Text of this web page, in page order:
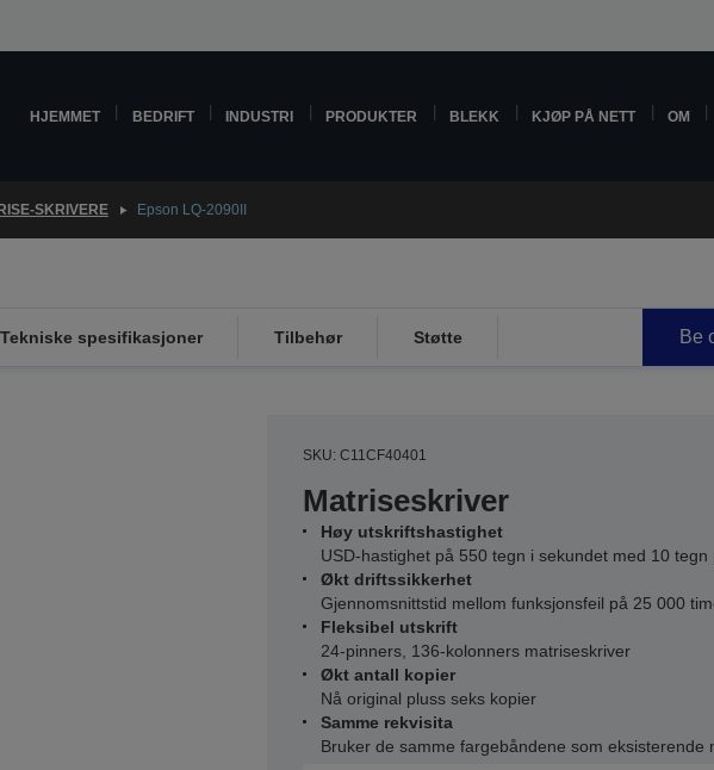
HJEMMET BEDRIFT INDUSTRI PRODUKTER BLEKK KJØP PÅ NETT OM
SKRIVERE Epson LQ-2090II
Tekniske spesifikasjoner Tilbehør Støtte Be
SKU: C11CF40401
Matriseskriver
Høy utskriftshastighet
USD-hastighet på 550 tegn i sekundet med 10 tegn
Økt driftssikkerhet
Gjennomsnittstid mellom funksjonsfeil på 25 000
Fleksibel utskrift
24-pinners, 136-kolonners matriseskriver
Økt antall kopier
Nå original pluss seks kopier
Samme rekvisita
Bruker de samme fargebåndene som eksisterende